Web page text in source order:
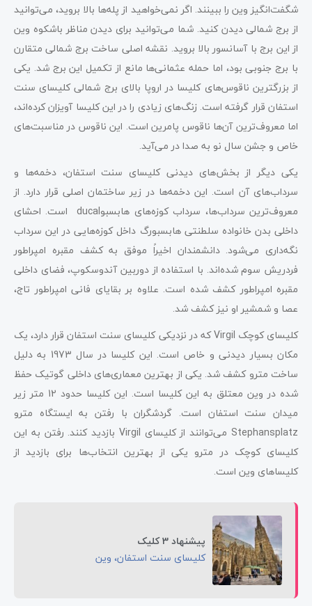
شگفت‌انگیز وین را ببینند. اگر نمی‌خواهید از پله‌ها بالا بروید، می‌توانید
از برج شمالی دیدن کنید. شما می‌توانید برای دیدن مناظر باشکوه وین
از این برج با آسانسور بالا بروید. نقشه اصلی ساخت برج شمالی متقارن
با برج جنوبی بود، اما حمله عثمانی‌ها مانع از تکمیل این برج شد. یکی
از بزرگترین ناقوس‌های کلیسا در اروپا بالای برج شمالی کلیسای سنت
استفان قرار گرفته است. زنگ‌های زیادی را در این کلیسا آویزان کرده‌اند،
اما معروف‌ترین آن‌ها ناقوس پامرین است. این ناقوس در مناسبت‌های
خاص و جشن سال ‌نو به صدا در می‌آید.
یکی دیگر از بخش‌های دیدنی کلیسای سنت استفان، دخمه‌ها و
سرداب‌های آن است. این دخمه‌ها در زیر ساختمان اصلی قرار دارد. از
معروف‌ترین سرداب‌ها، سرداب کوزه‌های هابسبوducal است. احشای
داخلی بدن خانواده سلطنتی هابسبورگ داخل کوزه‌هایی در این سرداب
نگه‌داری می‌شود. دانشمندان اخیراً موفق به کشف مقبره امپراطور
فردریش سوم شده‌اند. با استفاده از دوربین آندوسکوپ، فضای داخلی
مقبره امپراطور کشف‌ شده است. علاوه بر بقایای فانی امپراطور تاج،
عصا و شمشیر او نیز کشف شد.
کلیسای کوچک Virgil که در نزدیکی کلیسای سنت استفان قرار دارد، یک
مکان بسیار دیدنی و خاص است. این کلیسا در سال 1973 به دلیل
ساخت مترو کشف شد. یکی از بهترین معماری‌های داخلی گوتیک حفظ
شده در وین معتلق به این کلیسا است. این کلیسا حدود 12 متر زیر
میدان سنت استفان است. گردشگران با رفتن به ایستگاه مترو
Stephansplatz می‌توانند از کلیسای Virgil بازدید کنند. رفتن به این
کلیسای کوچک در مترو یکی از بهترین انتخاب‌ها برای بازدید از
کلیساهای وین است.
پیشنهاد 3 کلیک
کلیسای سنت استفان، وین